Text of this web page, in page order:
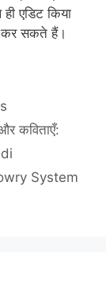
एडिट किया
कर सकते हैं।
कविताएँ:
System